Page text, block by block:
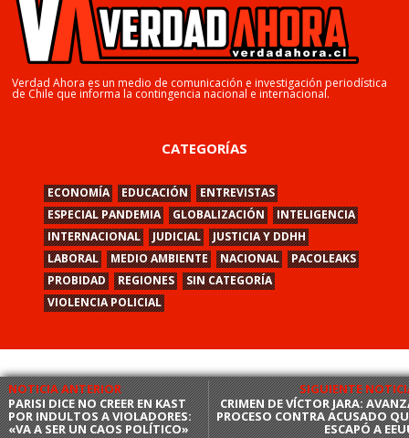
NOTICIA ANTERIOR
PARISI DICE NO CREER EN KAST
POR INDULTOS A VIOLADORES:
«VA A SER UN CAOS POLÍTICO»
SIGUIENTE
CRIMEN DE VÍCTOR JARA:
PROCESO CONTRA ACUSADO
ESCAPÓ A
Verdad Ahora es un medio de comunicación e investigación periodística
de Chile que informa la contingencia nacional e internacional.
CATEGORÍAS
ECONOMÍA EDUCACIÓN
ENTREVISTAS
ESPECIAL PANDEMIA
GLOBALIZACIÓN
INTELIGENCIA
INTERNACIONAL
JUDICIAL
JUSTICIA Y DDHH
LABORAL
MEDIO AMBIENTE NACIONAL
PACOLEAKS
PROBIDAD
REGIONES
SIN CATEGORÍA
VIOLENCIA POLICIAL